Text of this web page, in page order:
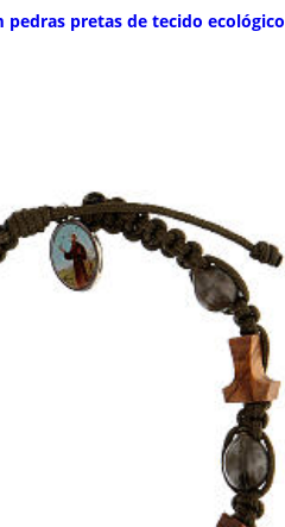
pedras pretas de tecido ecológico